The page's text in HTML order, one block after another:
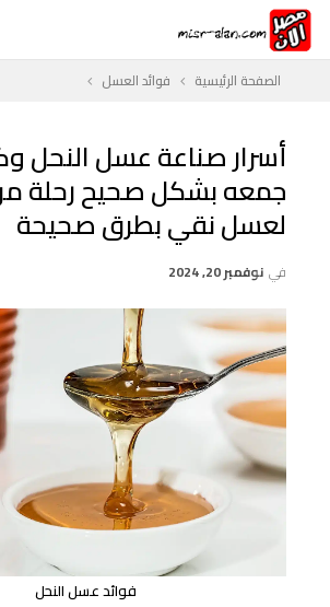
الصفحة الرئيسية فوائد العسل
أسرار صناعة عسل النحل
جمعه بشكل صحيح رحلة
لعسل نقي بطرق صحيحة
في نوفمبر 20, 2024
فوائد عسل النحل